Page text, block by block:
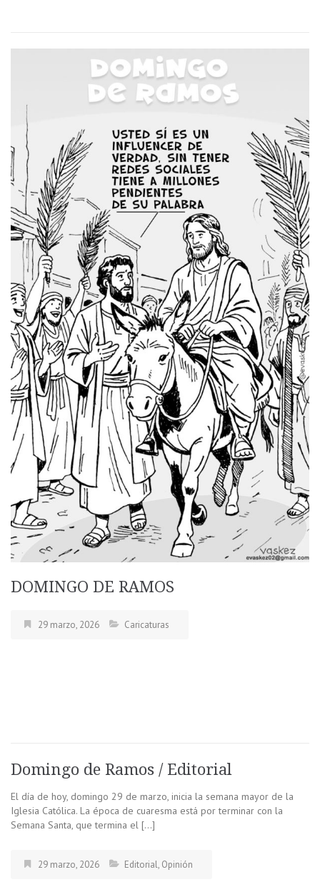
DOMINGO DE RAMOS
29 marzo, 2026 Caricaturas
Domingo de Ramos / Editorial
El día de hoy, domingo 29 de marzo, inicia la semana mayor de la
Iglesia Católica. La época de cuaresma está por terminar con la
Semana Santa, que termina el […]
29 marzo, 2026 Editorial, Opinión